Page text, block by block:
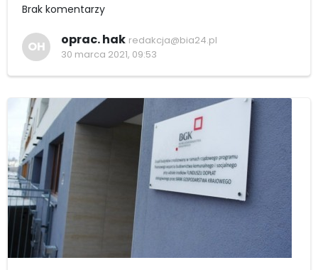
Brak komentarzy
OH oprac. hak redakcja@bia24.pl
30 marca 2021, 09:53